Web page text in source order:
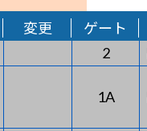
変更 ゲート
2
1A